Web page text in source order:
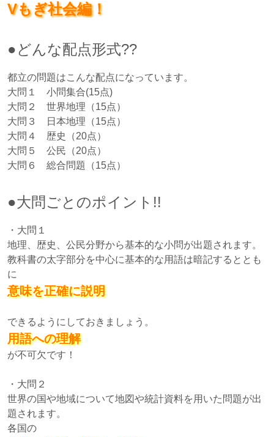
Vもぎ社会編！
●どんな配点形式??
都立の問題はこんな配点になっています。
大問１ 小問集合(15点)
大問２ 世界地理（15点）
大問３ 日本地理（15点）
大問４ 歴史（20点）
大問５ 公民（20点）
大問６ 総合問題（15点）
●大問ごとのポイント!!
・大問１
地理、歴史、公民分野から基本的な小問が出題されます。
教科書の太字部分を中心に基本的な用語は暗記するととも
に
意味を正確に説明
できるようにしておきましょう。
用語への理解
が不可欠です！
・大問２
世界の国や地域について地図や統計資料を用いた問題が出
題されます。
各国の